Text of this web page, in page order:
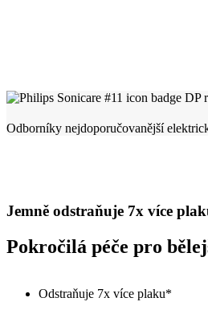
Odborníky nejdoporučovanější
Jemně odstraňuje 7x více
Pokročilá péče pro
Odstraňuje 7x více plaku*